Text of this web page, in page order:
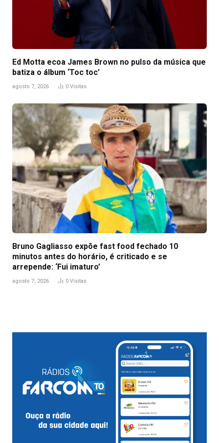
Ed Motta ecoa James Brown no pulso da música que
batiza o álbum ‘Toc toc’
agosto 7, 2026 0 Visitas
Bruno Gagliasso expõe fast food fechado 10
minutos antes do horário, é criticado e se
arrepende: ‘Fui imaturo’
agosto 7, 2026 0 Visitas